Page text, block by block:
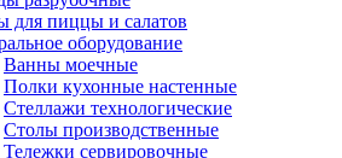
для пиццы и салатов
оборудование
Ванны моечные
Полки кухонные настенные
Стеллажи технологические
Столы производственные
Тележки сервировочные